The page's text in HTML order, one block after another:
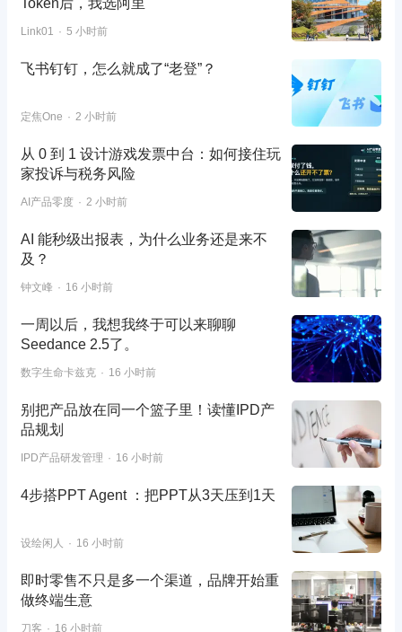
Token后，我选阿里
Link01 5 小时前
飞书钉钉，怎么就成了“老登”？
定焦One 2 小时前
从 0 到 1 设计游戏发票中台：如何接住玩
家投诉与税务风险
AI产品零度 2 小时前
AI 能秒级出报表，为什么业务还是来不
及？
钟文峰 16 小时前
一周以后，我想我终于可以来聊聊
Seedance 2.5了。
数字生命卡兹克 16 小时前
别把产品放在同一个篮子里！读懂IPD产
品规划
IPD产品研发管理 16 小时前
4步搭PPT Agent ：把PPT从3天压到1天
设绘闲人 16 小时前
即时零售不只是多一个渠道，品牌开始重
做终端生意
刀客 16 小时前